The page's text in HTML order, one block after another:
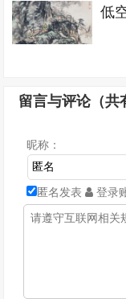
低
留言与评论（
昵称：
匿名发表 登录